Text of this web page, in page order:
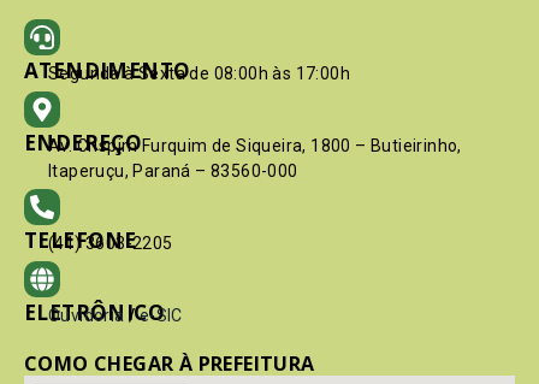
ATENDIMENTO
Segunda à Sexta de 08:00h às 17:00h
ENDEREÇO
Av. Crispim Furquim de Siqueira, 1800 – Butieirinho,
Itaperuçu, Paraná – 83560-000
TELEFONE
(41) 3603-2205
ELETRÔNICO
Ouvidoria / e-SIC
COMO CHEGAR À PREFEITURA